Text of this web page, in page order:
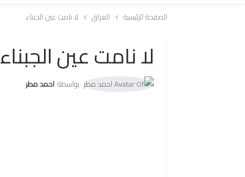
الصفحة الرئيسية العراق لا نامت عين الجبناء
لا نامت عين الجبناء
بواسطة احمد مطر